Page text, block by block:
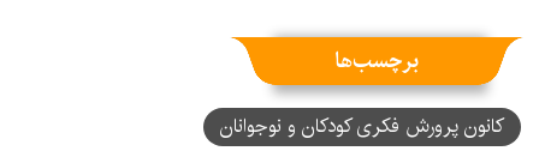
برچسب‌ها
کانون پرورش فکری کودکان و نوجوانان